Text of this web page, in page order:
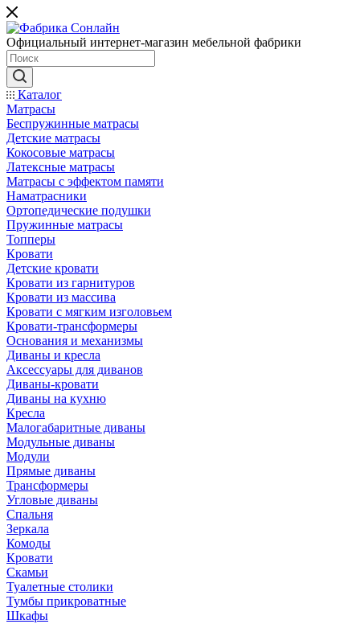
Официальный интернет-магазин мебельной фабрики
Каталог
Матрасы
Беспружинные матрасы
Детские матрасы
Кокосовые матрасы
Латексные матрасы
Матрасы с эффектом памяти
Наматрасники
Ортопедические подушки
Пружинные матрасы
Топперы
Кровати
Детские кровати
Кровати из гарнитуров
Кровати из массива
Кровати с мягким изголовьем
Кровати-трансформеры
Основания и механизмы
Диваны и кресла
Аксессуары для диванов
Диваны-кровати
Диваны на кухню
Кресла
Малогабаритные диваны
Модульные диваны
Модули
Прямые диваны
Трансформеры
Угловые диваны
Спальня
Зеркала
Комоды
Кровати
Скамьи
Туалетные столики
Тумбы прикроватные
Шкафы